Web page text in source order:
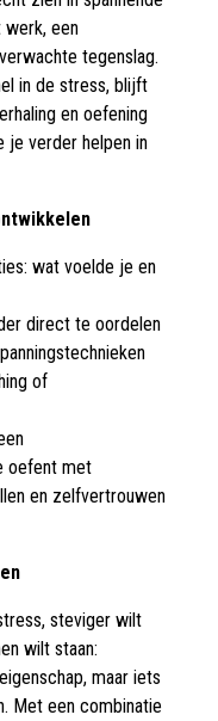
werk, een
tegenslag.
in de stress, blijft
en oefening
je verder helpen in
wat voelde je en
direct te oordelen
of
oefent met
en zelfvertrouwen
steviger wilt
wilt staan:
maar iets
Met een combinatie